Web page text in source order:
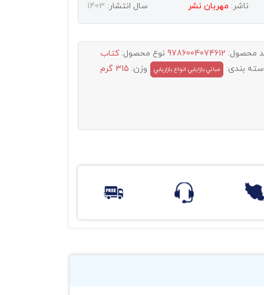
ناشر: مهربان نشر سال انتشار: 1403
محصول: 9786004074612 نوع محصول:کتاب
بندی:
مباتي بازايابي انواع بازاريابي وزن: 315 گرم